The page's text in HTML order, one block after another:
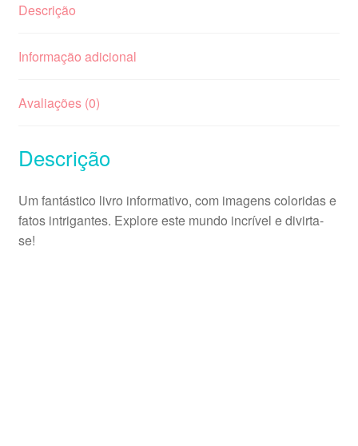
Descrição
Informação adicional
Avaliações (0)
Descrição
Um fantástico livro informativo, com imagens coloridas e
fatos intrigantes. Explore este mundo incrível e divirta-
se!